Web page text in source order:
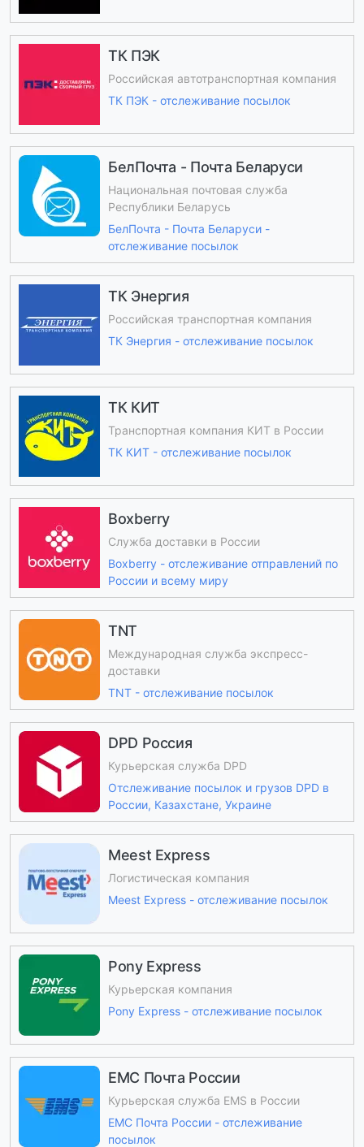
ТК ПЭК
Российская автотранспортная компания
ТК ПЭК - отслеживание посылок
БелПочта - Почта Беларуси
Национальная почтовая служба
Республики Беларусь
БелПочта - Почта Беларуси -
отслеживание посылок
ТК Энергия
Российская транспортная компания
ТК Энергия - отслеживание посылок
ТК КИТ
Транспортная компания КИТ в России
ТК КИТ - отслеживание посылок
Boxberry
Служба доставки в России
Boxberry - отслеживание отправлений по
России и всему миру
TNT
Международная служба экспресс-
доставки
TNT - отслеживание посылок
DPD Россия
Курьерская служба DPD
Отслеживание посылок и грузов DPD в
России, Казахстане, Украине
Meest Express
Логистическая компания
Meest Express - отслеживание посылок
Pony Express
Курьерская компания
Pony Express - отслеживание посылок
ЕМС Почта России
Курьерская служба EMS в России
ЕМС Почта России - отслеживание
посылок